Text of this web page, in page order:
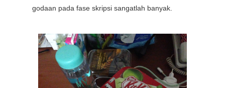
godaan pada fase skripsi sangatlah banyak.